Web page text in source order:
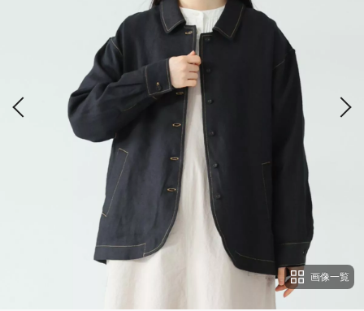
画像一覧